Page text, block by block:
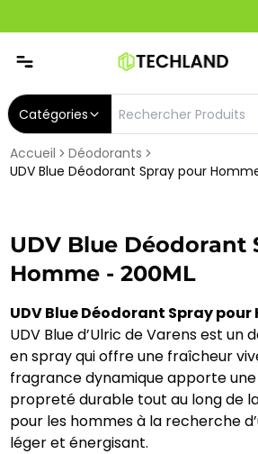
Catégories
Accueil
Déodorants
UDV Blue Déodorant Spray pour
UDV Blue Déodorant
Homme - 200ML
UDV Blue Déodorant Spray pour
UDV Blue d’Ulric de Varens est un
en spray qui offre une fraîcheur
fragrance dynamique apporte
propreté durable tout au long de
pour les hommes à la recherche
léger et énergisant.